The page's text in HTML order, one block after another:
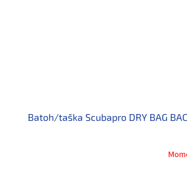
Batoh/taška Scubapro DRY BAG